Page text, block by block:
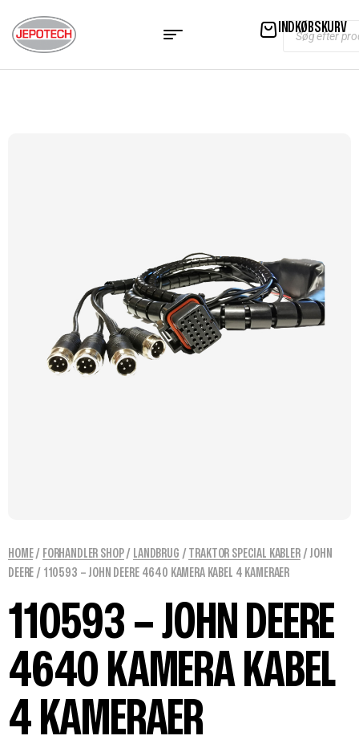
INDKØBSKURV
HOME/ FORHANDLER SHOP/ LANDBRUG / TRAKTOR SPECIAL KABLER/ JOHN
DEERE / 110593 – JOHN DEERE 4640 KAMERA KABEL 4 KAMERAER
110593 – JOHN DEERE
4640 KAMERA KABEL
4 KAMERAER